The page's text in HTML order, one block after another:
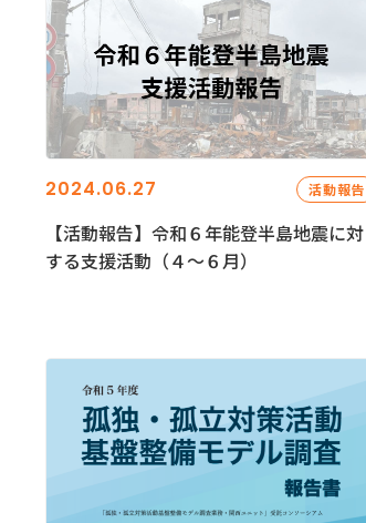
2024.06.27 活動報告
【活動報告】令和６年能登半島地震に対
する支援活動（４〜６月）